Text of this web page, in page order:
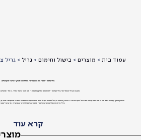
עמוד בית >מוצרים>בישול וחימום> גריל >גריל צדפה
גריל צדפה - הפוך את ההמבורגר, הפניני והסנדביץ' שלך למקצועיים!
משטח הגריל הכפול של גריל הצדפה - לוח תחתון ועליון בו זמנית - מאפשר בישול מהיר, אחיד ומושלם משני הצדדים
חיסכון בזמן, עקביות בתוצאה וכמות מנות גבוהה יותר בכל שעת שירות - זו בדיוק הסיבה שגריל הצדפה הפך לאחד מכלי העבודה הנפוצים ביותר במסעדות המבורגר, בתי קפה,
גרילי צדפה חשמליים ומקצועיים - קומפקטיים לדלפק קטן ועד דגמי ענק לקצב שירות גבוה.
קרא עוד
מוצרים